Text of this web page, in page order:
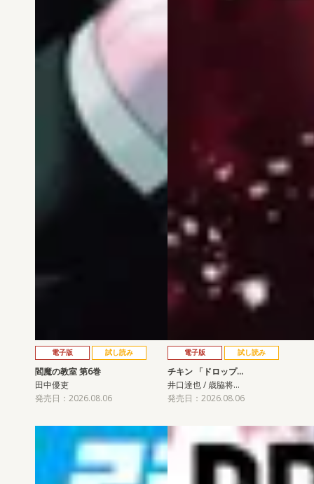
電子版 試し読み
閻魔の教室 第6巻
田中優吏
発売日：2026.08.06
電子版 試し読み
チキン 「ドロップ…
井口達也 / 歳脇将…
発売日：2026.08.06